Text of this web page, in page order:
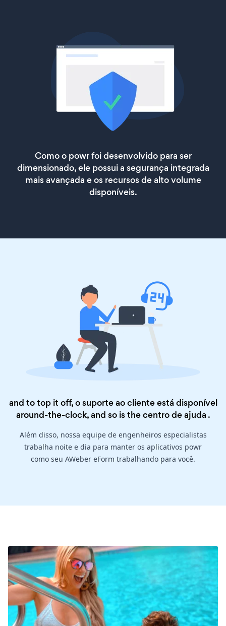
Como o powr foi desenvolvido para ser
dimensionado, ele possui a segurança integrada
mais avançada e os recursos de alto volume
disponíveis.
and to top it off, o suporte ao cliente está disponível
around-the-clock, and so is thecentro de ajuda .
Além disso, nossa equipe de engenheiros especialistas
trabalha noite e dia para manter os aplicativos powr
como seu AWeber eForm trabalhando para você.